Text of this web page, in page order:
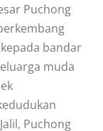
Puchong
bandar
muda
Puchong